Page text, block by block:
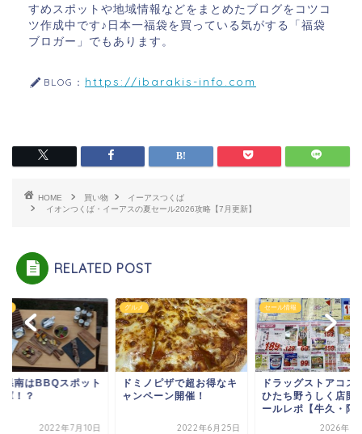
すめスポットや地域情報などをまとめたブログをコツコ
ツ作成中です♪日本一福袋を買っている気がする「福袋
ブロガー」でもあります。
BLOG： https://ibarakis-info.com
HOME 買い物
イーアスつくば
イオンつくば・イーアスの夏セール2026攻略【7月更新】
RELATED POST
県南はBBQスポット
庫！？
2022年7月10日
グルメ
ドミノピザで超お得なキ
ャンペーン開催！
2022年6月25日
セール情報
ドラッグストアコス
ひたち野うしく店開
ールレポ【牛久・阿
2026年7